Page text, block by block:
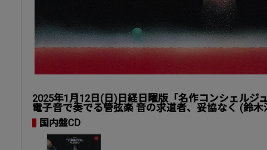
2025年1月12日(日)日経日曜版「名作コンシェルジ
電子音で奏でる管弦楽 音の求道者、妥協なく (鈴木
国内盤CD